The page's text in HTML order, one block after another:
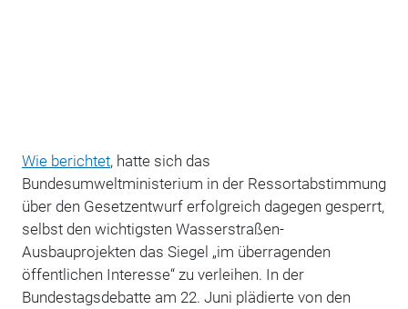
Wie berichtet, hatte sich das
Bundesumweltministerium in der Ressortabstimmung
über den Gesetzentwurf erfolgreich dagegen gesperrt,
selbst den wichtigsten Wasserstraßen-
Ausbauprojekten das Siegel „im überragenden
öffentlichen Interesse“ zu verleihen. In der
Bundestagsdebatte am 22. Juni plädierte von den